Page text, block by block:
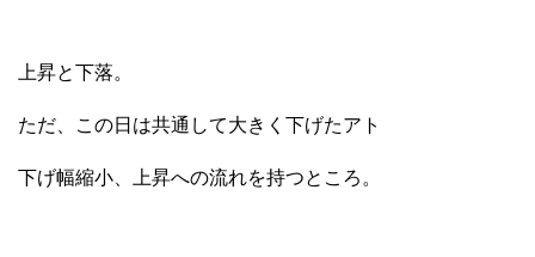
上昇と下落。
ただ、この日は共通して大きく下げたアト
下げ幅縮小、上昇への流れを持つところ。